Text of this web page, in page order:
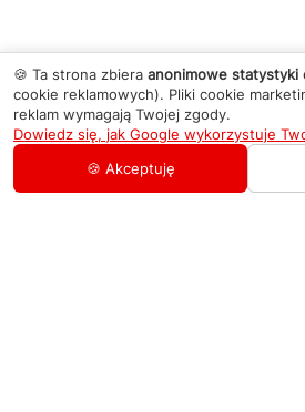
🍪 Ta strona zbiera anonimowe statystyki
cookie reklamowych). Pliki cookie
reklam wymagają Twojej zgody.
Dowiedz się, jak Google wykorzystuje
🍪 Akceptuję